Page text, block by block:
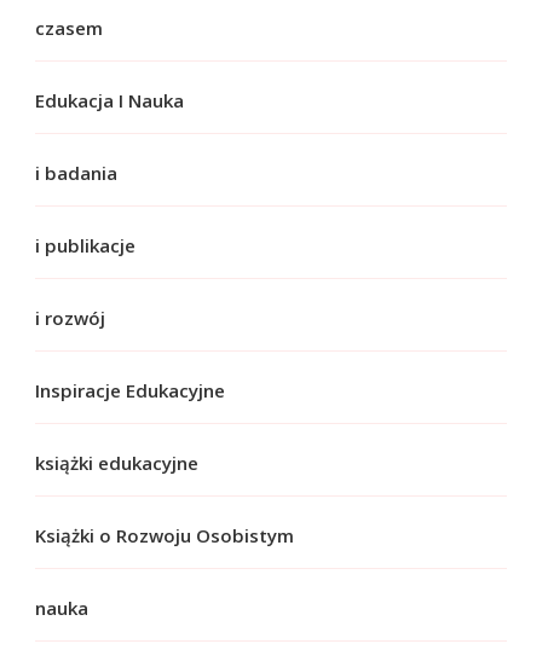
czasem
Edukacja I Nauka
i badania
i publikacje
i rozwój
Inspiracje Edukacyjne
książki edukacyjne
Książki o Rozwoju Osobistym
nauka